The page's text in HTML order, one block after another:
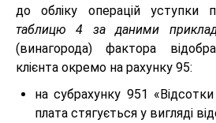
до обліку операцій уступки
таблицю 4 за даними
(винагорода) фактора
клієнта окремо на рахунку 95:
на субрахунку 951
плата стягується у вигляді